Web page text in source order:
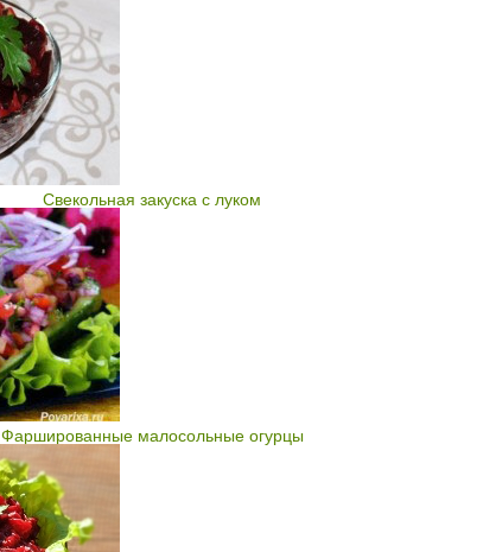
Свекольная закуска с луком
Фаршированные малосольные огурцы